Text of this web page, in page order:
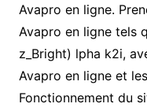
Avapro en ligne.
Avapro en ligne tels
z_Bright) lpha k2i,
Avapro en ligne et
Fonctionnement du